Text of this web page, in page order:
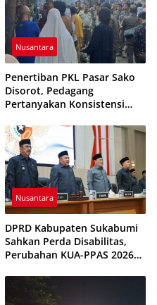
Nusantara
Penertiban PKL Pasar Sako
Disorot, Pedagang
Pertanyakan Konsistensi
Pungutan
Nusantara
DPRD Kabupaten Sukabumi
Sahkan Perda Disabilitas,
Perubahan KUA-PPAS 2026